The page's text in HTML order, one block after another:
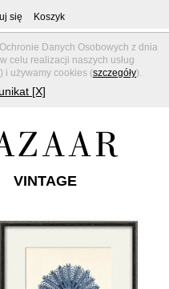
Danych Osobowych z dnia
celu realizacji naszych usług
) i używamy cookies (szczegóły).
[X]
się Koszyk
VINTAGE